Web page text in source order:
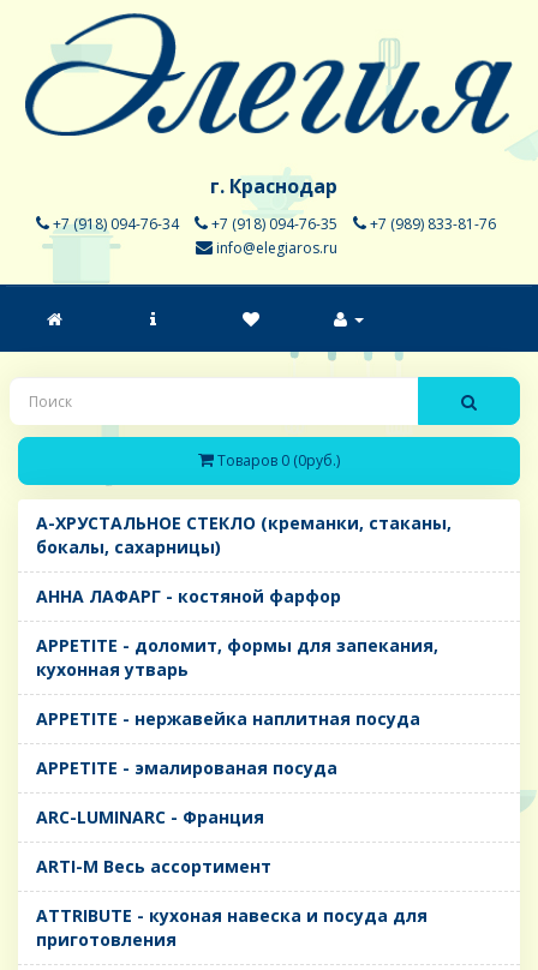
г. Краснодар
+7 (918) 094-76-34 +7 (918) 094-76-35
+7 (989) 833-81-76
info@elegiaros.ru
Товаров 0 (0руб.)
A-ХРУСТАЛЬНОЕ СТЕКЛО (креманки, стаканы,
бокалы, сахарницы)
AHHA ЛАФАРГ - костяной фарфор
APPETITE - доломит, формы для запекания,
кухонная утварь
APPETITE - нержавейка наплитная посуда
APPETITE - эмалированая посуда
ARC-LUMINARC - Франция
ARTI-M Весь ассортимент
ATTRIBUTE - кухоная навеска и посуда для
приготовления